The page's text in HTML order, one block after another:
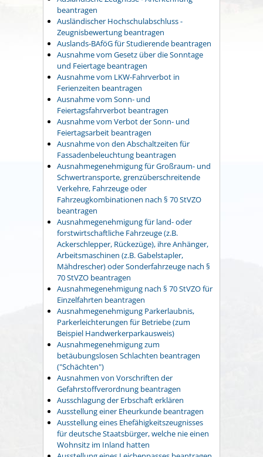
beantragen
Ausländischer Hochschulabschluss -
Zeugnisbewertung beantragen
Auslands-BAföG für Studierende beantragen
Ausnahme vom Gesetz über die Sonntage
und Feiertage beantragen
Ausnahme vom LKW-Fahrverbot in
Ferienzeiten beantragen
Ausnahme vom Sonn- und
Feiertagsfahrverbot beantragen
Ausnahme vom Verbot der Sonn- und
Feiertagsarbeit beantragen
Ausnahme von den Abschaltzeiten für
Fassadenbeleuchtung beantragen
Ausnahmegenehmigung für Großraum- und
Schwertransporte, grenzüberschreitende
Verkehre, Fahrzeuge oder
Fahrzeugkombinationen nach § 70 StVZO
beantragen
Ausnahmegenehmigung für land- oder
forstwirtschaftliche Fahrzeuge (z.B.
Ackerschlepper, Rückezüge), ihre Anhänger,
Arbeitsmaschinen (z.B. Gabelstapler,
Mähdrescher) oder Sonderfahrzeuge nach §
70 StVZO beantragen
Ausnahmegenehmigung nach § 70 StVZO für
Einzelfahrten beantragen
Ausnahmegenehmigung Parkerlaubnis,
Parkerleichterungen für Betriebe (zum
Beispiel Handwerkerparkausweis)
Ausnahmegenehmigung zum
betäubungslosen Schlachten beantragen
("Schächten")
Ausnahmen von Vorschriften der
Gefahrstoffverordnung beantragen
Ausschlagung der Erbschaft erklären
Ausstellung einer Eheurkunde beantragen
Ausstellung eines Ehefähigkeitszeugnisses
für deutsche Staatsbürger, welche nie einen
Wohnsitz im Inland hatten